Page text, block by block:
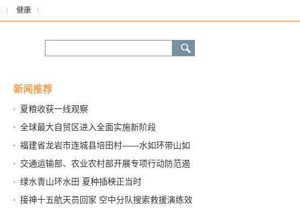
健康
新闻推荐
夏粮收获一线观察
全球最大自贸区进入全面实施新阶段
福建省龙岩市连城县培田村——水如环带山如
笔 家有藏书陇有田（走进传统村落）
交通运输部、农业农村部开展专项行动防范遏
制重大商渔船碰撞事故发生
绿水青山环水田 夏种插秧正当时
接神十五航天员回家 空中分队搜索救援演练效